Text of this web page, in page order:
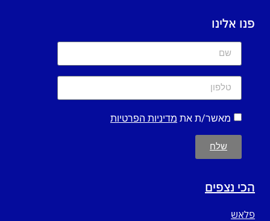
פנו אלינו
מאשר/ת את מדיניות הפרטיות
שלח
הכי נצפים
פלאש